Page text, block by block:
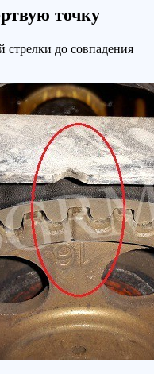
точку
стрелки до совпадения